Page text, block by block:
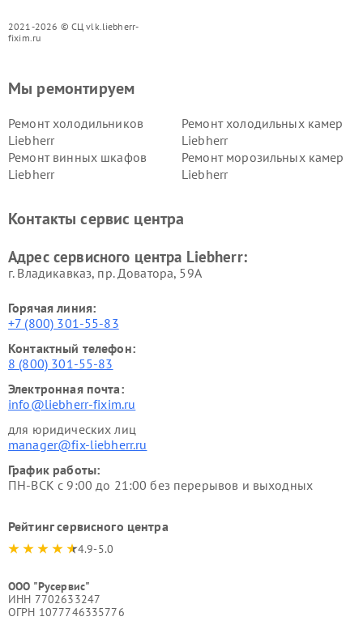
2021-2026 © СЦ vlk.liebherr-
fixim.ru
Мы ремонтируем
Ремонт холодильников
Liebherr
Ремонт холодильных камер
Liebherr
Ремонт винных шкафов
Liebherr
Ремонт морозильных камер
Liebherr
Контакты сервис центра
Адрес сервисного центра Liebherr:
г. Владикавказ, пр. Доватора, 59А
Горячая линия:
+7 (800) 301-55-83
Контактный телефон:
8 (800) 301-55-83
Электронная почта:
info@liebherr-fixim.ru
для юридических лиц
manager@fix-liebherr.ru
График работы:
ПН-ВСК с 9:00 до 21:00 без перерывов и выходных
Рейтинг сервисного центра
4.9-5.0
ООО "Русервис"
ИНН 7702633247
ОГРН 1077746335776